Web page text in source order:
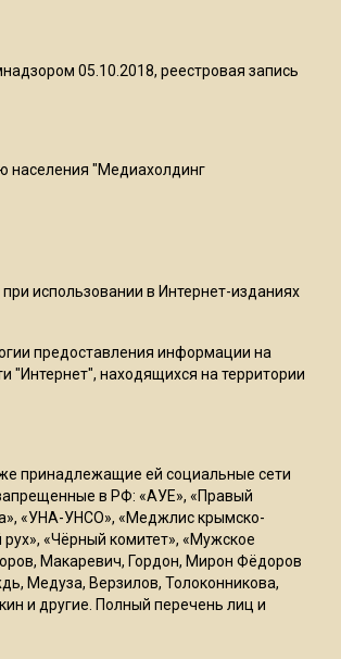
пиццы валяются на полу
причину банкротства
13:27
20:56
Сотрудники хлебозавода в
Балашихе массово
увольняются из-за жары в
05.10.2018, реестровая запись
населения "Медиахолдинг
использовании в Интернет-изданиях
предоставления информации на
"Интернет", находящихся на территории
принадлежащие ей социальные сети
в РФ: «АУЕ», «Правый
«УНА-УНСО», «Меджлис крымско-
«Чёрный комитет», «Мужское
Макаревич, Гордон, Мирон Фёдоров
Медуза, Верзилов, Толоконникова,
и другие. Полный перечень лиц и